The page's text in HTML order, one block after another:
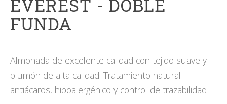
EVEREST - DOBLE
FUNDA
Almohada de excelente calidad con tejido suave y
plumón de alta calidad. Tratamiento natural
antiácaros, hipoalergénico y control de trazabilidad